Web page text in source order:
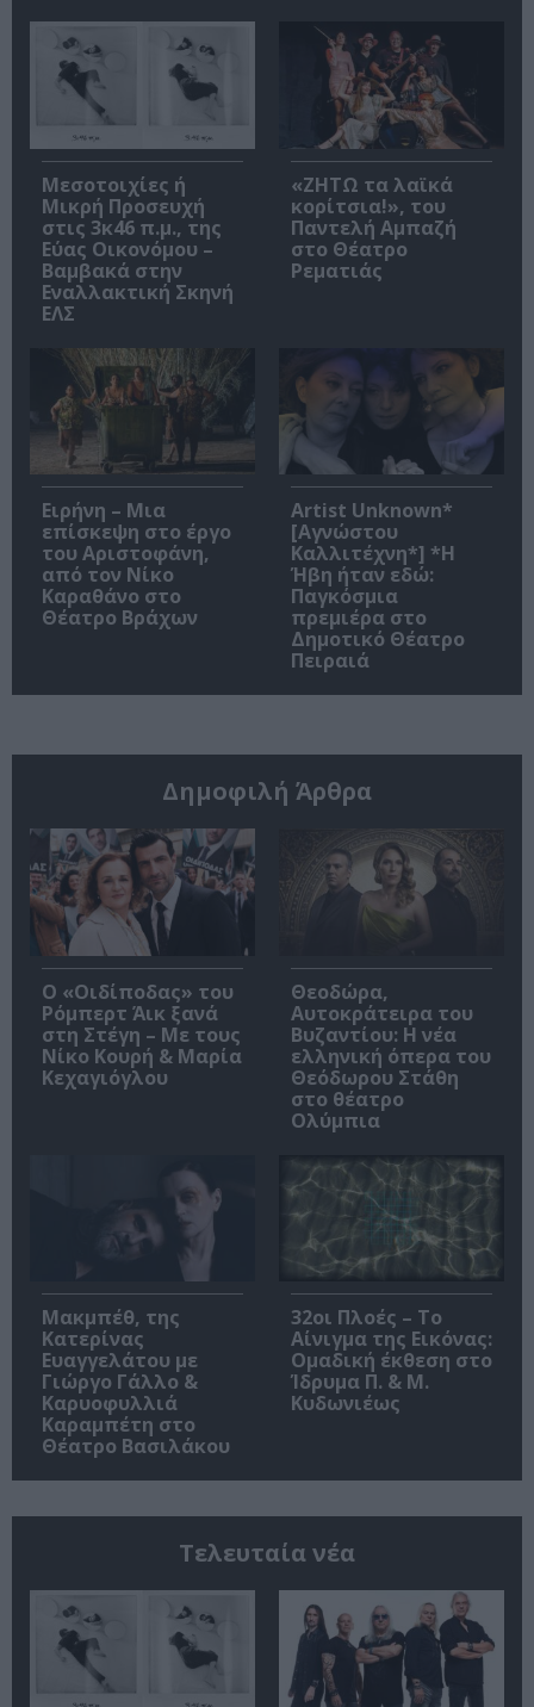
Μεσοτοιχίες ή
Μικρή Προσευχή
στις 3κ46 π.μ., της
Εύας Οικονόμου –
Βαμβακά στην
Εναλλακτική Σκηνή
ΕΛΣ
«ΖΗΤΩ τα λαϊκά
κορίτσια!», του
Παντελή Αμπαζή
στο Θέατρο
Ρεματιάς
Ειρήνη – Μια
επίσκεψη στο έργο
του Αριστοφάνη,
από τον Νίκο
Καραθάνο στο
Θέατρο Βράχων
Artist Unknown*
[Αγνώστου
Καλλιτέχνη*] *Η
Ήβη ήταν εδώ:
Παγκόσμια
πρεμιέρα στο
Δημοτικό Θέατρο
Πειραιά
Δημοφιλή Άρθρα
O «Οιδίποδας» του
Ρόμπερτ Άικ ξανά
στη Στέγη – Με τους
Νίκο Κουρή & Μαρία
Κεχαγιόγλου
Θεοδώρα,
Αυτοκράτειρα του
Βυζαντίου: Η νέα
ελληνική όπερα του
Θεόδωρου Στάθη
στο θέατρο
Ολύμπια
Μακμπέθ, της
Κατερίνας
Ευαγγελάτου με
Γιώργο Γάλλο &
Καρυοφυλλιά
Καραμπέτη στο
Θέατρο Βασιλάκου
32οι Πλοές – Το
Αίνιγμα της Εικόνας:
Ομαδική έκθεση στο
Ίδρυμα Π. & Μ.
Κυδωνιέως
Τελευταία νέα